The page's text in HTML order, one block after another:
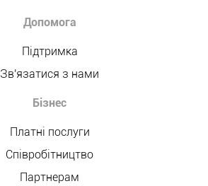
Допомога
Підтримка
Зв'язатися з нами
Бізнес
Платні послуги
Співробітництво
Партнерам